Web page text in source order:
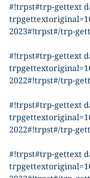
#!trpst#trp-gettext
2023#!trpst#/trp-
#!trpst#trp-gettext
2022#!trpst#/trp-
#!trpst#trp-gettext
2022#!trpst#/trp-
#!trpst#trp-gettext